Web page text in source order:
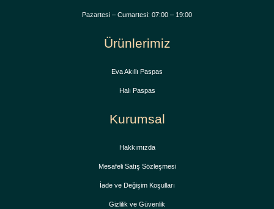
Pazartesi – Cumartesi: 07:00 – 19:00
Ürünlerimiz
Eva Akıllı Paspas
Halı Paspas
Kurumsal
Hakkımızda
Mesafeli Satış Sözleşmesi
İade ve Değişim Koşulları
Gizlilik ve Güvenlik